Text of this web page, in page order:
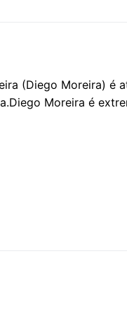
(Diego Moreira) é
Moreira é